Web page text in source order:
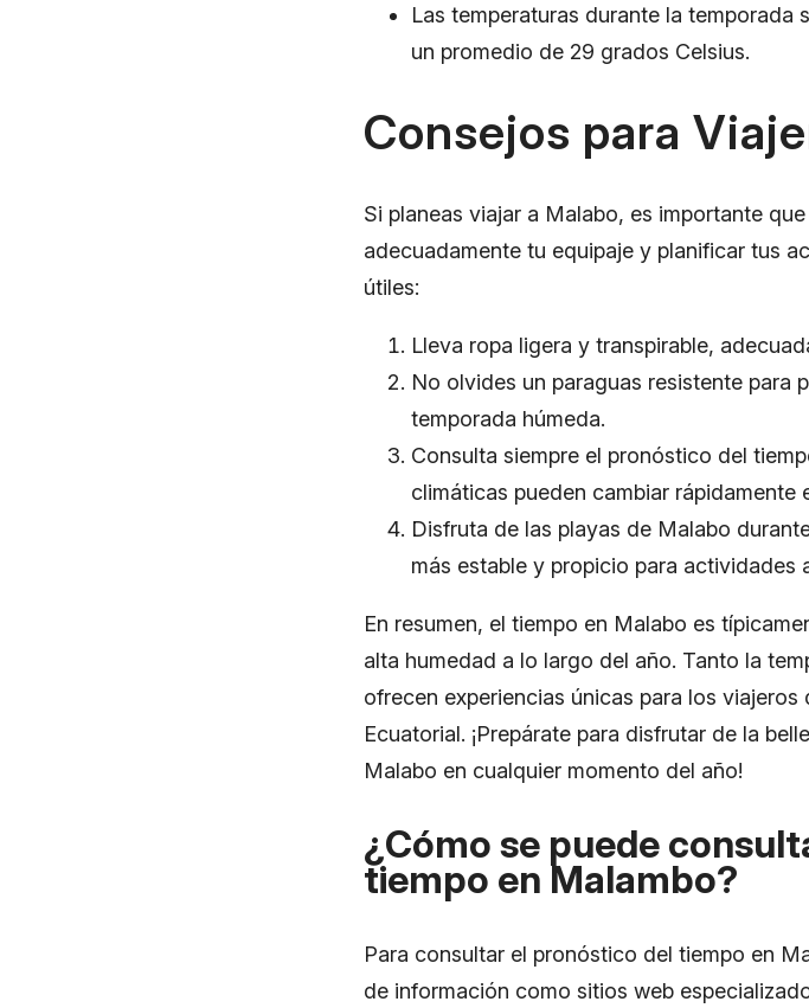
Las temperaturas durante la temporada
un promedio de 29 grados Celsius.
Consejos para
Si planeas viajar a Malabo, es importante
adecuadamente tu equipaje y planificar tus
útiles:
Lleva ropa ligera y transpirable,
No olvides un paraguas resistente para
temporada húmeda.
Consulta siempre el pronóstico del
climáticas pueden cambiar rápidamente
Disfruta de las playas de Malabo
más estable y propicio para actividades
En resumen, el tiempo en Malabo es
alta humedad a lo largo del año. Tanto la
ofrecen experiencias únicas para los
Ecuatorial. ¡Prepárate para disfrutar de la
Malabo en cualquier momento del año!
¿Cómo se puede
tiempo en Malambo?
Para consultar el pronóstico del tiempo en
de información como sitios web